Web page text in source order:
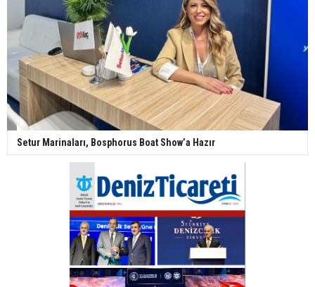
Setur Marinaları, Bosphorus Boat Show’a Hazır